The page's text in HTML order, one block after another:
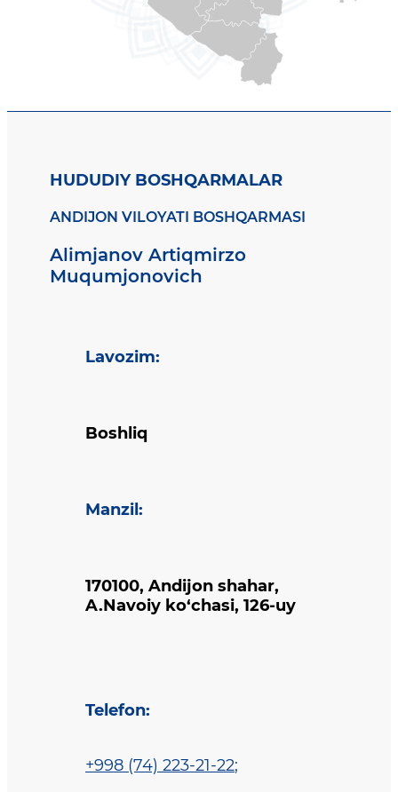
HUDUDIY BOSHQARMALAR
ANDIJON VILOYATI BOSHQARMASI
Alimjanov Artiqmirzo
Muqumjonovich
Lavozim:
Boshliq
Manzil :
170100, Andijon shahar,
A.Navoiy ko‘chasi, 126-uy
Telefon:
+998 (74) 223-21-22;